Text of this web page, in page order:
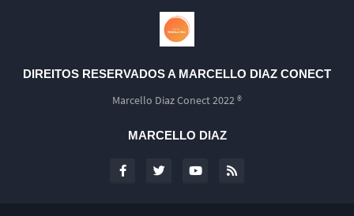
DIREITOS RESERVADOS A MARCELLO DIAZ CONECT
Marcello Diaz Conect 2022 ®
MARCELLO DIAZ